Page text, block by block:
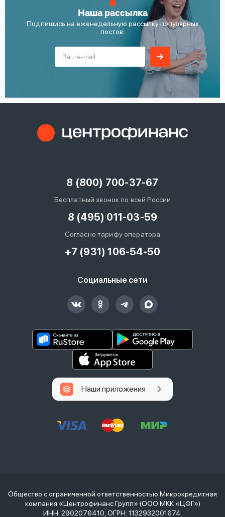
Наша рассылка
Подпишись на еженедельную рассылку популярных
постов:
8 (800) 700-37-67
Бесплатный звонок по всей России
8 (495) 011-03-59
Согласно тарифу оператора
+7 (931) 106-54-50
Социальные сети
Наши приложения
Общество с ограниченной ответственностью Микрокредитная
компания «Центрофинанс Групп» (ООО МКК «ЦФГ»)
ИНН: 2902076410, ОГРН: 1132932001674